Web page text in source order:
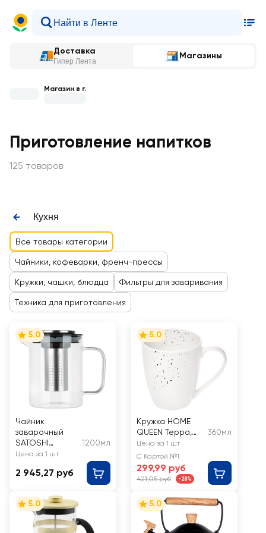
Доставка
Гипер Лента
Магазины
Магазин в г.
Приготовление напитков
125 товаров
Кухня
Все товары категории
Чайники, кофеварки, френч-прессы
Кружки, чашки, блюдца Фильтры для заваривания
Техника для приготовления
5.0
Чайник
заварочный
SATOSHI
Монблан,
нержавеющая
1200мл
Цена за 1 шт
2 945,27 руб
5.0
Кружка HOME
QUEEN Терра,
костяной
фарфор, 360мл,
Арт. 77412
360мл
Цена за 1 шт
С Картой №1
299,99 руб
421,05 руб -28%
5.0 5.0